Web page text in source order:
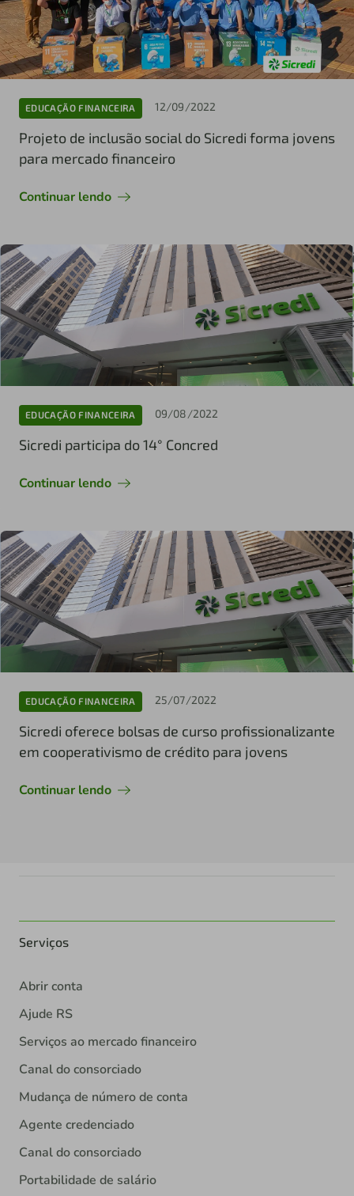
EDUCAÇÃO FINANCEIRA 12/09/2022
Projeto de inclusão social do Sicredi forma jovens
para mercado financeiro
Continuar lendo
EDUCAÇÃO FINANCEIRA 09/08/2022
Sicredi participa do 14° Concred
Continuar lendo
EDUCAÇÃO FINANCEIRA 25/07/2022
Sicredi oferece bolsas de curso profissionalizante
em cooperativismo de crédito para jovens
Continuar lendo
Serviços
Abrir conta
Ajude RS
Serviços ao mercado financeiro
Canal do consorciado
Mudança de número de conta
Agente credenciado
Canal do consorciado
Portabilidade de salário